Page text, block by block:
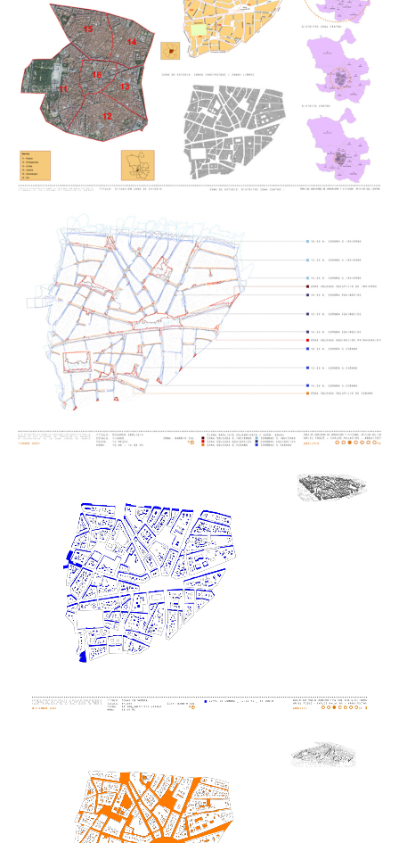
se desarrolla una metodología aplicada. Mediante
este procedimiento se calcula el potencial
energético fotovoltaico de la ciudad y se evalúa la
rentabilidad de cada uno de los casos en función del
uso de la electricidad generada.
Al contrario que la mayoría de las redes
infraestructurales, que discurren de manera
silenciosa e invisible por las ciudades, la energía
solar fotovoltaica precisa de una exposición directa
a la radiación solar. Esta condición conlleva
situaciones inéditas para los entornos urbanos. La
investigación estudia también el impacto espacial
de esta tecnología. Su potencial arquitectónico
constituye una oportunidad para construir una
nueva identidad urbana contemporánea.